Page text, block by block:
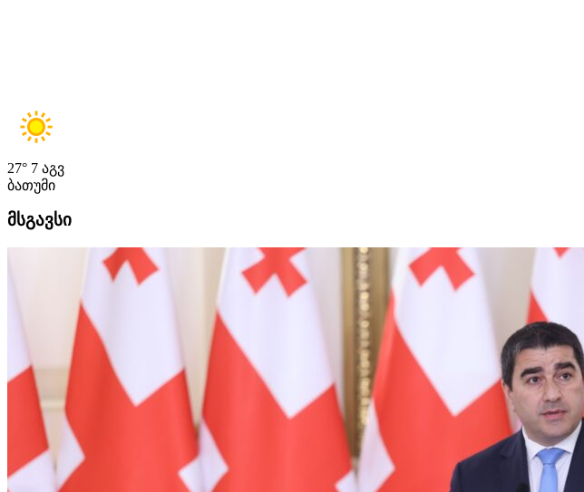
27° 7 აგვ
ბათუმი
მსგავსი